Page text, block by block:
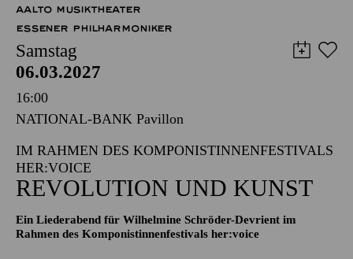
8,00 €
AALTO MUSIKTHEATER
ESSENER PHILHARMONIKER
Samstag
06.03.2027
16:00
NATIONAL-BANK Pavillon
IM RAHMEN DES KOMPONISTINNENFESTIVALS
HER:VOICE
REVOLUTION UND KUNST